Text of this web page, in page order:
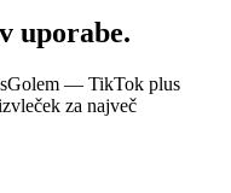
uporabe.
— TikTok plus
za največ